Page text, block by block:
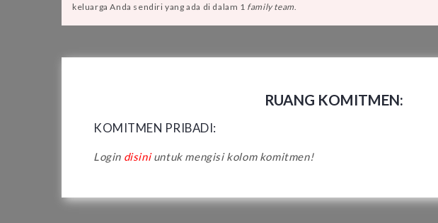
keluarga Anda sendiri yang ada di dalam 1 family team.
RUANG KOMITMEN:
KOMITMEN PRIBADI:
Login disiniuntuk mengisi kolom komitmen!